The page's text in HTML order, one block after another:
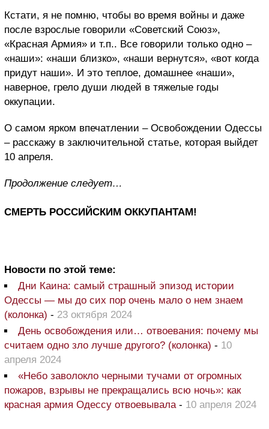
Кстати, я не помню, чтобы во время войны и даже
после взрослые говорили «Советский Союз»,
«Красная Армия» и т.п.. Все говорили только одно –
«наши»: «наши близко», «наши вернутся», «вот когда
придут наши». И это теплое, домашнее «наши»,
наверное, грело души людей в тяжелые годы
оккупации.
О самом ярком впечатлении – Освобождении Одессы
– расскажу в заключительной статье, которая выйдет
10 апреля.
Продолжение следует…
СМЕРТЬ РОССИЙСКИМ ОККУПАНТАМ!
Новости по этой теме:
Дни Каина: самый страшный эпизод истории
Одессы — мы до сих пор очень мало о нем знаем
(колонка) - 23 октября 2024
День освобождения или… отвоевания: почему мы
считаем одно зло лучше другого? (колонка) - 10
апреля 2024
«Небо заволокло черными тучами от огромных
пожаров, взрывы не прекращались всю ночь»: как
красная армия Одессу отвоевывала- 10 апреля 2024